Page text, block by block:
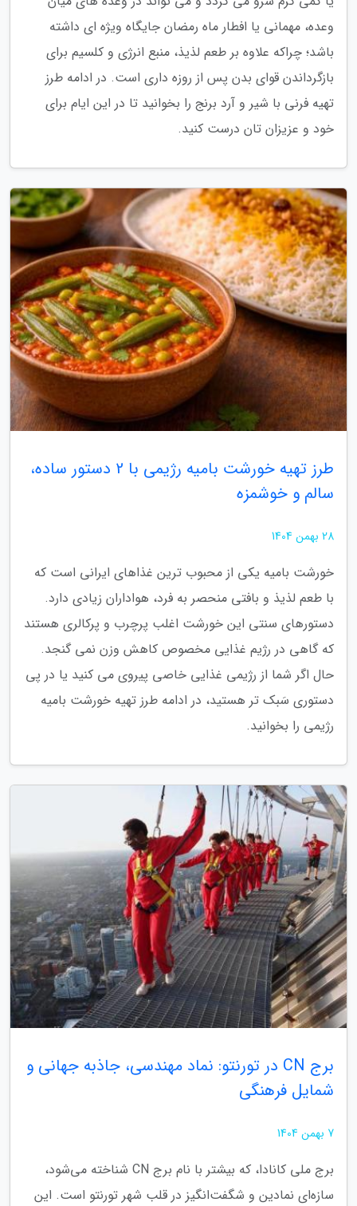
وعده، مهمانی یا افطار ماه رمضان جایگاه ویژه ای داشته
باشد؛ چراکه علاوه بر طعم لذیذ، منبع انرژی و کلسیم برای
بازگرداندن قوای بدن پس از روزه داری است. در ادامه طرز
تهیه فرنی با شیر و آرد برنج را بخوانید تا در این ایام برای
خود و عزیزان تان درست کنید.
طرز تهیه خورشت بامیه رژیمی با 2 دستور ساده،
سالم و خوشمزه
28 بهمن 1404
خورشت بامیه یکی از محبوب ترین غذاهای ایرانی است که
با طعم لذیذ و بافتی منحصر به فرد، هواداران زیادی دارد.
دستورهای سنتی این خورشت اغلب پرچرب و پرکالری هستند
که گاهی در رژیم غذایی مخصوص کاهش وزن نمی گنجد.
حال اگر شما از رژیمی غذایی خاصی پیروی می کنید یا در پی
دستوری سَبک تر هستید، در ادامه طرز تهیه خورشت بامیه
رژیمی را بخوانید.
برج CN در تورنتو: نماد مهندسی، جاذبه جهانی و
شمایل فرهنگی
7 بهمن 1404
برج ملی کانادا، که بیشتر با نام برج CN شناخته می‌شود،
سازه‌ای نمادین و شگفت‌انگیز در قلب شهر تورنتو است. این